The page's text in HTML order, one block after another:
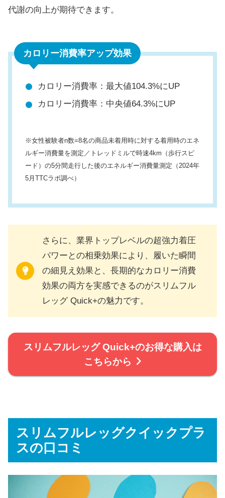
代謝の向上が期待できます。
カロリー消費率アップ効果
カロリー消費率：最大値104.3%にUP
カロリー消費率：中央値64.3%にUP
※女性被験者n数=8名の商品未着用時に対する着用時のエネ
ルギー消費量を測定／トレッドミルで時速4km（歩行スピ
ード）の5分間走行した後のエネルギー消費量測定（2024年
5月TTCラボ調べ）
さらに、業界トップレベルの超強力着圧
パワーとの相乗効果により、履いた瞬間
の細見え効果と、長期的なカロリー消費
効果の両方を実感できるのがスリムフル
レッグ Quick+の魅力です。
スリムフルレッグ Quick+のお得な購入は
こちらから
スリムフルレッグクイックプラ
スの口コミ